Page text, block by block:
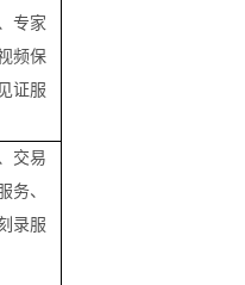
专家
频保
证服
交易
务、
录服